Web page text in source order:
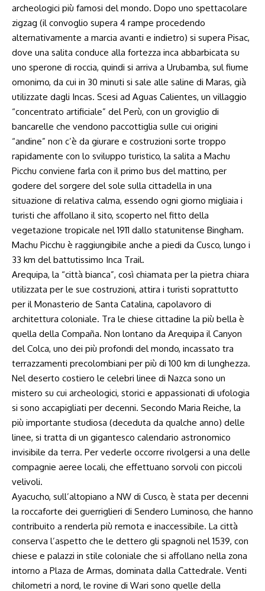
archeologici più famosi del mondo. Dopo uno spettacolare
zigzag (il convoglio supera 4 rampe procedendo
alternativamente a marcia avanti e indietro) si supera Pisac,
dove una salita conduce alla fortezza inca abbarbicata su
uno sperone di roccia, quindi si arriva a Urubamba, sul fiume
omonimo, da cui in 30 minuti si sale alle saline di Maras, già
utilizzate dagli Incas. Scesi ad Aguas Calientes, un villaggio
“concentrato artificiale” del Perù, con un groviglio di
bancarelle che vendono paccottiglia sulle cui origini
“andine” non c’è da giurare e costruzioni sorte troppo
rapidamente con lo sviluppo turistico, la salita a Machu
Picchu conviene farla con il primo bus del mattino, per
godere del sorgere del sole sulla cittadella in una
situazione di relativa calma, essendo ogni giorno migliaia i
turisti che affollano il sito, scoperto nel fitto della
vegetazione tropicale nel 1911 dallo statunitense Bingham.
Machu Picchu è raggiungibile anche a piedi da Cusco, lungo i
33 km del battutissimo Inca Trail.
Arequipa, la “città bianca”, così chiamata per la pietra chiara
utilizzata per le sue costruzioni, attira i turisti soprattutto
per il Monasterio de Santa Catalina, capolavoro di
architettura coloniale. Tra le chiese cittadine la più bella è
quella della Compaña. Non lontano da Arequipa il Canyon
del Colca, uno dei più profondi del mondo, incassato tra
terrazzamenti precolombiani per più di 100 km di lunghezza.
Nel deserto costiero le celebri linee di Nazca sono un
mistero su cui archeologici, storici e appassionati di ufologia
si sono accapigliati per decenni. Secondo Maria Reiche, la
più importante studiosa (deceduta da qualche anno) delle
linee, si tratta di un gigantesco calendario astronomico
invisibile da terra. Per vederle occorre rivolgersi a una delle
compagnie aeree locali, che effettuano sorvoli con piccoli
velivoli.
Ayacucho, sull’altopiano a NW di Cusco, è stata per decenni
la roccaforte dei guerriglieri di Sendero Luminoso, che hanno
contribuito a renderla più remota e inaccessibile. La città
conserva l’aspetto che le dettero gli spagnoli nel 1539, con
chiese e palazzi in stile coloniale che si affollano nella zona
intorno a Plaza de Armas, dominata dalla Cattedrale. Venti
chilometri a nord, le rovine di Wari sono quelle della